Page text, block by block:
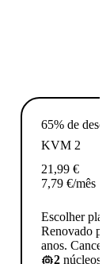
65% de
KVM 2
21,99 €
7,79 €/mês
Escolher
Renovado
anos.
2 núcleos